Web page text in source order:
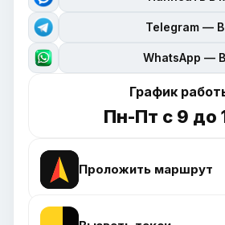
Telegram —
WhatsApp —
График
Пн-Пт с 9 до
Проложить маршрут